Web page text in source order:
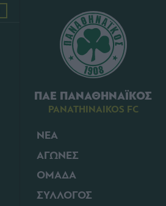
ΠΑΕ ΠΑΝΑΘΗΝΑΪΚΟΣ
PANATHINAIKOS FC
ΝΕΑ
ΑΓΩΝΕΣ
ΟΜΑΔΑ
ΣΥΛΛΟΓΟΣ